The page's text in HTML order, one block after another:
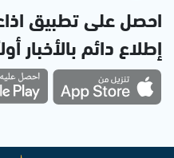
احصل على تطبيق
إطلاع دائم بالأخبار